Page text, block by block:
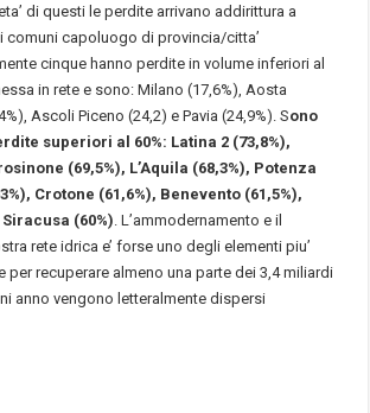
di questi le perdite arrivano addirittura a
i comuni capoluogo di provincia/citta’
cinque hanno perdite in volume inferiori al
in rete e sono: Milano (17,6%), Aosta
Ascoli Piceno (24,2) e Pavia (24,9%). Sono
superiori al 60%: Latina 2 (73,8%),
(69,5%), L’Aquila (68,3%), Potenza
Crotone (61,6%), Benevento (61,5%),
(60%) . L’ammodernamento e il
rete idrica e’ forse uno degli elementi piu’
per recuperare almeno una parte dei 3,4 miliardi
anno vengono letteralmente dispersi